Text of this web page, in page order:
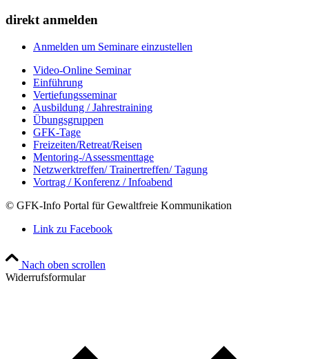
direkt anmelden
Anmelden um Seminare einzustellen
Video-Online Seminar
Einführung
Vertiefungsseminar
Ausbildung / Jahrestraining
Übungsgruppen
GFK-Tage
Freizeiten/Retreat/Reisen
Mentoring-/Assessmenttage
Netzwerktreffen/ Trainertreffen/ Tagung
Vortrag / Konferenz / Infoabend
© GFK-Info Portal für Gewaltfreie Kommunikation
Link zu Facebook
Nach oben scrollen
Widerrufsformular